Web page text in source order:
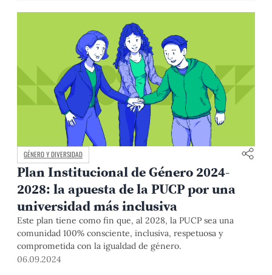
GÉNERO Y DIVERSIDAD
Plan Institucional de Género 2024-
2028: la apuesta de la PUCP por una
universidad más inclusiva
Este plan tiene como fin que, al 2028, la PUCP sea una
comunidad 100% consciente, inclusiva, respetuosa y
comprometida con la igualdad de género.
06.09.2024